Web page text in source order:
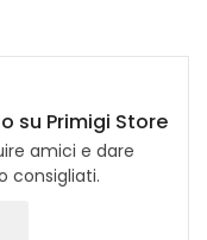
su Primigi Store
amici e dare
consigliati.